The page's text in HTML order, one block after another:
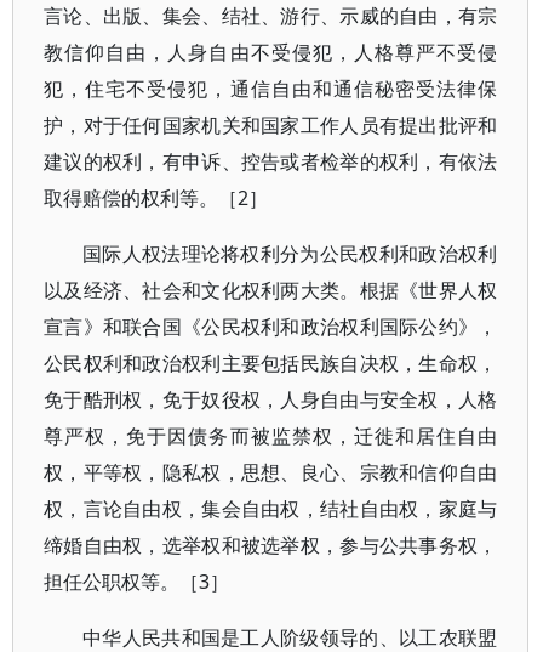
言论、出版、集会、结社、游行、示威的自由，有宗
教信仰自由，人身自由不受侵犯，人格尊严不受侵
犯，住宅不受侵犯，通信自由和通信秘密受法律保
护，对于任何国家机关和国家工作人员有提出批评和
建议的权利，有申诉、控告或者检举的权利，有依法
取得赔偿的权利等。［2］
国际人权法理论将权利分为公民权利和政治权利
以及经济、社会和文化权利两大类。根据《世界人权
宣言》和联合国《公民权利和政治权利国际公约》，
公民权利和政治权利主要包括民族自决权，生命权，
免于酷刑权，免于奴役权，人身自由与安全权，人格
尊严权，免于因债务而被监禁权，迁徙和居住自由
权，平等权，隐私权，思想、良心、宗教和信仰自由
权，言论自由权，集会自由权，结社自由权，家庭与
缔婚自由权，选举权和被选举权，参与公共事务权，
担任公职权等。［3］
中华人民共和国是工人阶级领导的、以工农联盟